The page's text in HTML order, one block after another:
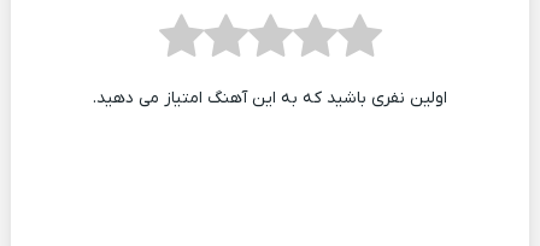
اولین نفری باشید که به این آهنگ امتیاز می دهید.